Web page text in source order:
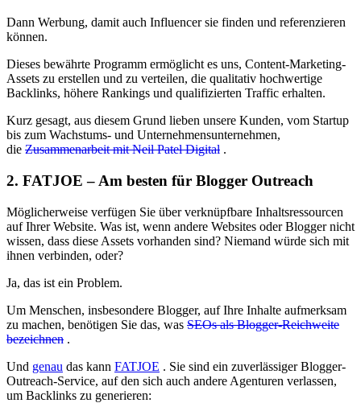
Dann Werbung, damit auch Influencer sie finden und referenzieren
können.
Dieses bewährte Programm ermöglicht es uns, Content-Marketing-
Assets zu erstellen und zu verteilen, die qualitativ hochwertige
Backlinks, höhere Rankings und qualifizierten Traffic erhalten.
Kurz gesagt, aus diesem Grund lieben unsere Kunden, vom Startup
bis zum Wachstums- und Unternehmensunternehmen,
die Zusammenarbeit mit Neil Patel Digital .
2. FATJOE – Am besten für Blogger Outreach
Möglicherweise verfügen Sie über verknüpfbare Inhaltsressourcen
auf Ihrer Website. Was ist, wenn andere Websites oder Blogger nicht
wissen, dass diese Assets vorhanden sind? Niemand würde sich mit
ihnen verbinden, oder?
Ja, das ist ein Problem.
Um Menschen, insbesondere Blogger, auf Ihre Inhalte aufmerksam
zu machen, benötigen Sie das, was SEOs als Blogger-Reichweite
bezeichnen .
Und genau das kann FATJOE . Sie sind ein zuverlässiger Blogger-
Outreach-Service, auf den sich auch andere Agenturen verlassen,
um Backlinks zu generieren: